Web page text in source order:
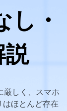
し・
説
厳しく、スマホ
はほとんど存在